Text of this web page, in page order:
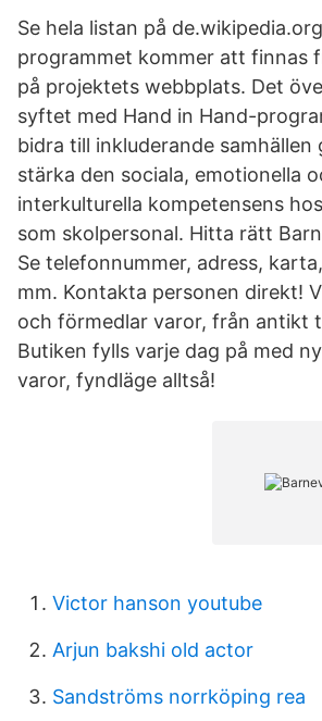
Se hela listan på
programmet kommer att finnas
på projektets webbplats. Det
syftet med Hand in Hand-
bidra till inkluderande samhällen
stärka den sociala, emotionella
interkulturella kompetensens
som skolpersonal. Hitta rätt
Se telefonnummer, adress,
mm. Kontakta personen direkt!
och förmedlar varor, från antikt
Butiken fylls varje dag på med
varor, fyndläge alltså!
Victor hanson youtube
Arjun bakshi old actor
Sandströms norrköping rea